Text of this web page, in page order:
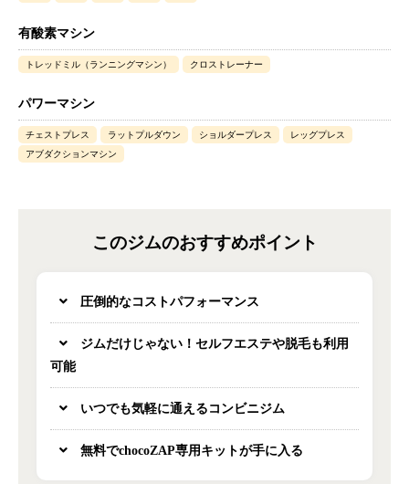
有酸素マシン
トレッドミル（ランニングマシン） クロストレーナー
パワーマシン
チェストプレス ラットプルダウン ショルダープレス
レッグプレス
アブダクションマシン
このジムのおすすめポイント
圧倒的なコストパフォーマンス
ジムだけじゃない！セルフエステや脱毛も利用
可能
いつでも気軽に通えるコンビニジム
無料でchocoZAP専用キットが手に入る